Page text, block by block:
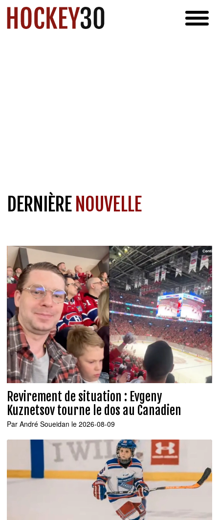
DERNIÈRENOUVELLE
Revirement de situation : Evgeny
Kuznetsov tourne le dos au Canadien
Par André Soueidan le 2026-08-09